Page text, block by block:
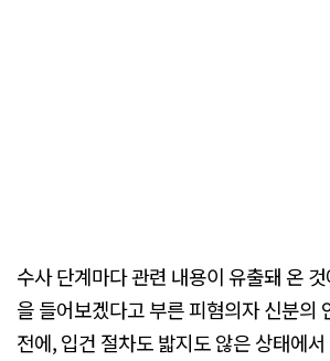
수사 단계마다 관련 내용이 유출돼 온
을 들어보겠다고 부른 피혐의자 신분의
전에, 입건 절차도 밟지도 않은 상태에